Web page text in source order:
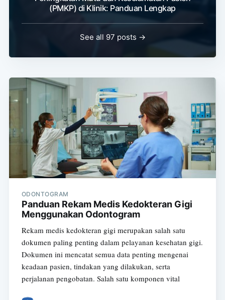
(PMKP) di Klinik: Panduan Lengkap
See all 97 posts →
ODONTOGRAM
Panduan Rekam Medis Kedokteran Gigi
Menggunakan Odontogram
Rekam medis kedokteran gigi merupakan salah satu
dokumen paling penting dalam pelayanan kesehatan gigi.
Dokumen ini mencatat semua data penting mengenai
keadaan pasien, tindakan yang dilakukan, serta
perjalanan pengobatan. Salah satu komponen vital